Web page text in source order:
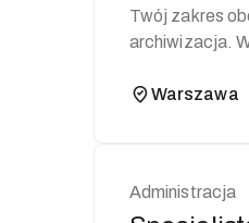
Twój zakres obowiązków: Prowadzenie akt
archiwizacja.
Warszawa
Administracja